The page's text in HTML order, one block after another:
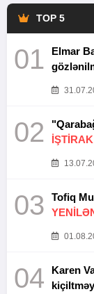
TOP 5
01
Elmar
02
03
04
Karen